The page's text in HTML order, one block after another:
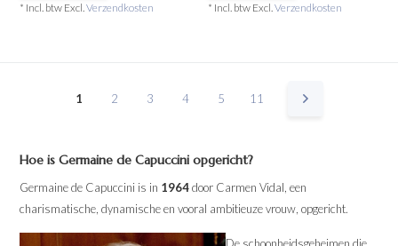
* Incl. btw Excl.Verzendkosten * Incl. btw Excl.Verzendkosten
1 2 3 4 5 11
Hoe is Germaine de Capuccini opgericht?
Germaine de Capuccini is in 1964door Carmen Vidal, een
charismatische, dynamische en vooral ambitieuze vrouw, opgericht.